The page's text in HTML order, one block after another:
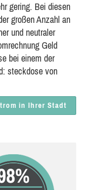
gering. Bei diesen
großen Anzahl an
und neutraler
Geld
bei einem der
steckdose von
in Ihrer Stadt